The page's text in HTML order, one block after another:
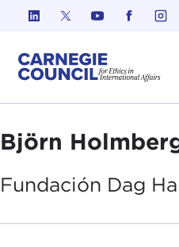
Ir al contenido
Björn
Fundación Dag